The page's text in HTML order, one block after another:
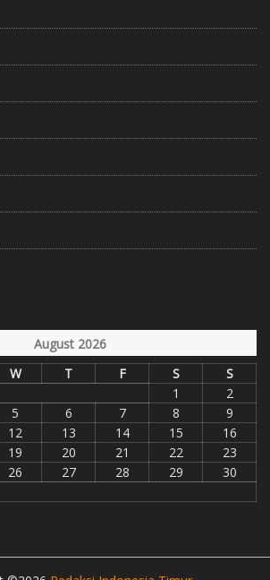
August 2026
W T F S
S
1
2
5 6 7 8
9
12 13 14 15
16
19 20 21 22
23
26 27 28 29
30